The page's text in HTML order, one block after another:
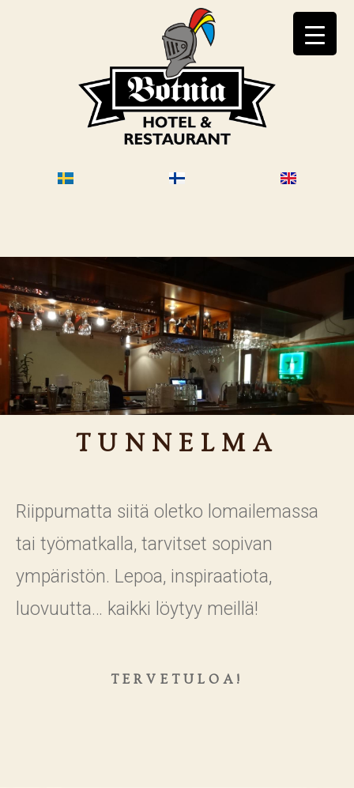
TUNNELMA
Riippumatta siitä oletko lomailemassa
tai työmatkalla, tarvitset sopivan
ympäristön. Lepoa, inspiraatiota,
luovuutta… kaikki löytyy meillä!
TERVETULOA!